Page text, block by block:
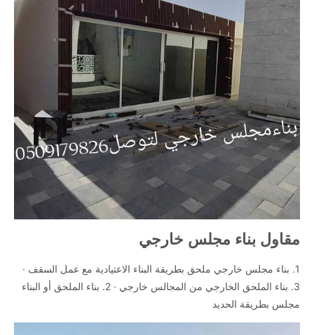
مقاول بناء مجلس خارجي
1. بناء مجلس خارجي ملحق بطريقة البناء الاعتيادية مع عمل السقف ·
3. بناء الملحق الخارجي من المجالس خارجي · 2. بناء الملحق أو البناء
مجلس بطريقة الحديد